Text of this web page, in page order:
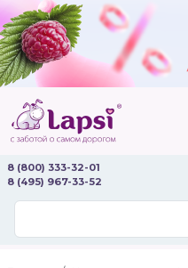
8 (800) 333-32-01
8 (495) 967-33-52